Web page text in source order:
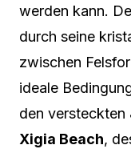
werden kann.
durch seine
zwischen
ideale
den versteckten
Xigia Beach,